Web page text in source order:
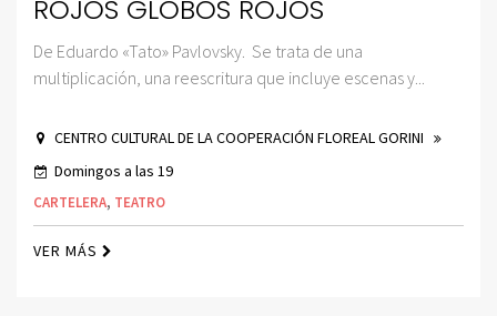
ROJOS GLOBOS ROJOS
De Eduardo «Tato» Pavlovsky. Se trata de una
multiplicación, una reescritura que incluye escenas y...
CENTRO CULTURAL DE LA COOPERACIÓN FLOREAL GORINI
Domingos a las 19
CARTELERA, TEATRO
VER MÁS